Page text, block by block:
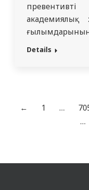
(адамның
қоғам
Details
← 1 …
…